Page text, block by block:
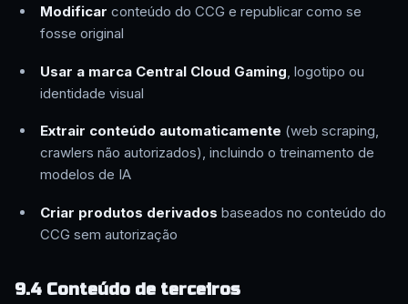
Modificar conteúdo do CCG e republicar como se
fosse original
Usar a marca Central Cloud Gaming , logotipo ou
identidade visual
Extrair conteúdo automaticamente (web scraping,
crawlers não autorizados), incluindo o treinamento de
modelos de IA
Criar produtos derivados baseados no conteúdo do
CCG sem autorização
9.4 Conteúdo de terceiros